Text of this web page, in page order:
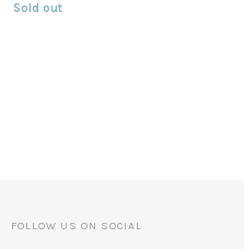
Sold out
FOLLOW US ON SOCIAL